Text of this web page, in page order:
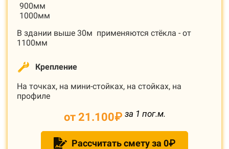
900мм
1000мм
В здании выше 30м применяются стёкла - от
1100мм
Крепление
На точках, на мини-стойках, на стойках, на
профиле
от 21.100₽ за 1 пог.м.
Рассчитать смету за 0₽